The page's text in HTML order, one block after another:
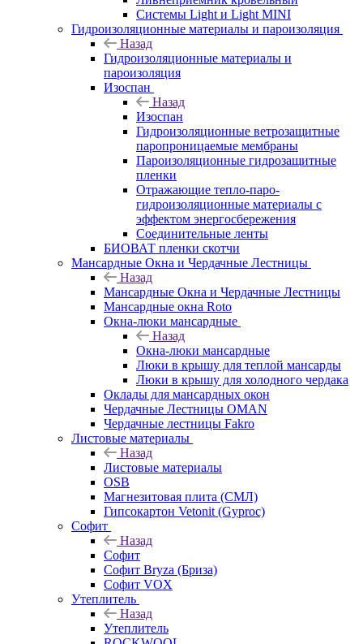
Системы Light и Light MINI
Гидроизоляционные материалы и пароизоляция
Назад
Гидроизоляционные материалы и
пароизоляция
Изоспан
Назад
Изоспан
Гидроизоляционные ветрозащитные
паропроницаемые мембраны
Пароизоляционные гидрозащитные
пленки
Отражающие тепло-паро-
гидроизоляционные материалы с
эффектом энергосбережения
Соединительные ленты
БИОВАТ пленки скотчи
Мансардные Окна и Чердачные Лестницы
Назад
Мансардные Окна и Чердачные Лестницы
Мансардные окна Roto
Окна-люки мансардные
Назад
Окна-люки мансардные
Люки в крышу для теплой мансарды
Люки в крышу для холодного чердака
Оклады для мансардных окон
Чердачные Лестницы OMAN
Чердачные лестницы Fakro
Листовые материалы
Назад
Листовые материалы
OSB
Магнезитовая плита (СМЛ)
Гипсокартон Vetonit (Gyproc)
Софит
Назад
Софит
Софит Bryza (Бриза)
Софит VOX
Утеплитель
Назад
Утеплитель